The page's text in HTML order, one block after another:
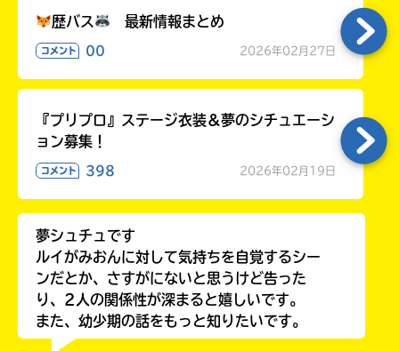
歴バス 最新情報まとめ
コメント 00 2026年02月27日
『プリプロ』ステージ衣装＆夢のシチュエーシ
ョン募集！
コメント 398 2026年02月19日
夢シュチュです
ルイがみおんに対して気持ちを自覚するシー
ンだとか、さすがにないと思うけど告った
り、2人の関係性が深まると嬉しいです。
また、幼少期の話をもっと知りたいです。